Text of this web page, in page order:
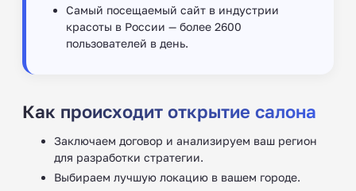
Самый посещаемый сайт в индустрии
красоты в России — более 2600
пользователей в день.
Как происходит открытие салона
Заключаем договор и анализируем ваш регион
для разработки стратегии.
Выбираем лучшую локацию в вашем городе.